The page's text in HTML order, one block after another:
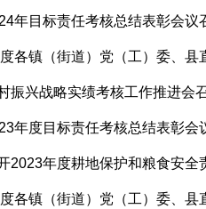
年目标责任考核总结表彰会议
各镇（街道）党（工）委、县
振兴战略实绩考核工作推进会
年度目标责任考核总结表彰会
2023年度耕地保护和粮食安全
各镇（街道）党（工）委、县